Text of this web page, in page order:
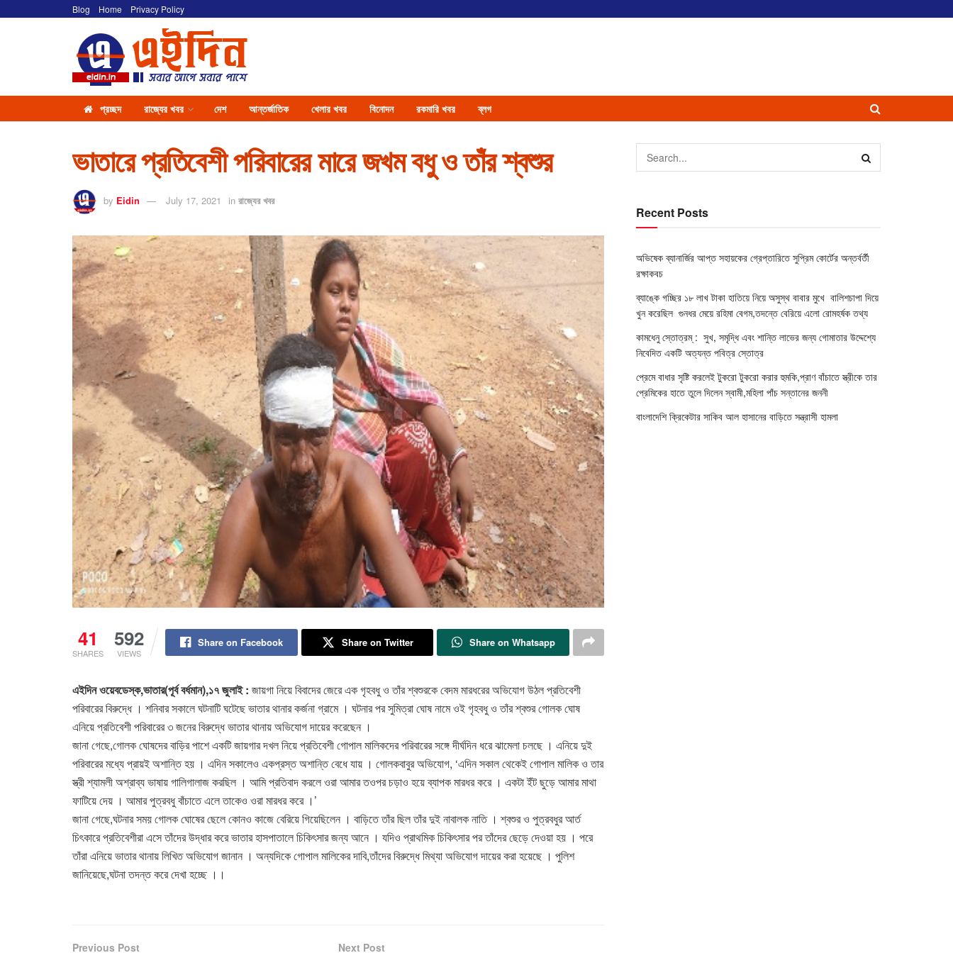
Blog Home Privacy Policy
প্রচ্ছদ রাজ্যের খবর দেশ আন্তর্জাতিক খেলার খবর বিনোদন রকমারি খবর ব্লগ
ভাতারে প্রতিবেশী পরিবারের মারে জখম বধু ও তাঁর শ্বশুর
by Eidin July 17, 2021 in রাজ্যের খবর
41
SHARES
592
VIEWS
Share on Facebook Share on Twitter Share on Whatsapp
এইদিন ওয়েবডেস্ক,ভাতার(পূর্ব বর্ধমান),১৭ জুলাই : জায়গা নিয়ে বিবাদের জেরে এক গৃহবধু ও তাঁর শ্বশুরকে বেদম মারধরের অভিযোগ উঠল প্রতিবেশী
পরিবারের বিরুদ্ধে । শনিবার সকালে ঘটনাটি ঘটেছে ভাতার থানার কর্জনা গ্রামে । ঘটনার পর সুমিত্রা ঘোষ নামে ওই গৃহবধু ও তাঁর শ্বশুর গোলক ঘোষ
এনিয়ে প্রতিবেশী পরিবারের ৩ জনের বিরুদ্ধে ভাতার থানায় অভিযোগ দায়ের করেছেন ।
জানা গেছে,গোলক ঘোষদের বাড়ির পাশে একটি জায়গার দখল নিয়ে প্রতিবেশী গোপাল মালিকদের পরিবারের সঙ্গে দীর্ঘদিন ধরে ঝামেলা চলছে । এনিয়ে দুই
পরিবারের মধ্যে প্রায়ই অশান্তি হয় । এদিন সকালেও একপ্রস্ত অশান্তি বেধে যায় । গোলকবাবুর অভিযোগ, ‘এদিন সকাল থেকেই গোপাল মালিক ও তার
স্ত্রী শ্যামলী অশ্রাব্য ভাষায় গালিগালাজ করছিল । আমি প্রতিবাদ করলে ওরা আমার তওপর চড়াও হয়ে ব্যাপক মারধর করে । একটা ইঁট ছুড়ে আমার মাথা
ফাটিয়ে দেয় । আমার পুত্রবধু বাঁচাতে এলে তাকেও ওরা মারধর করে ।’
জানা গেছে,ঘটনার সময় গোলক ঘোষের ছেলে কোনও কাজে বেরিয়ে গিয়েছিলেন । বাড়িতে তাঁর ছিল তাঁর দুই নাবালক নাতি । শ্বশুর ও পুত্রবধুর আর্ত
চিৎকারে প্রতিবেশীরা এসে তাঁদের উদ্ধার করে ভাতার হাসপাতালে চিকিৎসার জন্য আনে । যদিও প্রাথমিক চিকিৎসার পর তাঁদের ছেড়ে দেওয়া হয় । পরে
তাঁরা এনিয়ে ভাতার থানায় লিখিত অভিযোগ জানান । অন্যদিকে গোপাল মালিকের দাবি,তাঁদের বিরুদ্ধে মিথ্যা অভিযোগ দায়ের করা হয়েছে । পুলিশ
জানিয়েছে,ঘটনা তদন্ত করে দেখা হচ্ছে ।।
Previous Post Next Post
Recent Posts
অভিষেক ব্যানার্জির আপ্ত সহায়কের গ্রেপ্তারিতে সুপ্রিম কোর্টের অন্তর্বর্তী
রক্ষাকবচ
ব্যাঙ্কে গচ্ছির ১৮ লাখ টাকা হাতিয়ে নিয়ে অসুস্থ বাবার মুখে বালিশচাপা দিয়ে
খুন করেছিল গুনধর মেয়ে রহিমা বেগম,তদন্তে বেরিয়ে এলো রোমহর্ষক তথ্য
কামধেনু স্তোত্রম্ : সুখ, সমৃদ্ধি এবং শান্তি লাভের জন্য গোমাতার উদ্দেশ্যে
নিবেদিত একটি অত্যন্ত পবিত্র স্তোত্র
প্রেমে বাধার সৃষ্টি করলেই টুকরো টুকরো করার হুমকি,প্রাণ বাঁচাতে স্ত্রীকে তার
প্রেমিকের হাতে তুলে দিলেন স্বামী,মহিলা পাঁচ সন্তানের জননী
বাংলাদেশি ক্রিকেটার সাকিব আল হাসানের বাড়িতে সন্ত্রাসী হামলা